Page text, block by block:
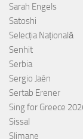
Sarah Engels
Satoshi
Selecția Națională
Senhit
Serbia
Sergio Jaén
Sertab Erener
Sing for Greece
Sissal
Slimane